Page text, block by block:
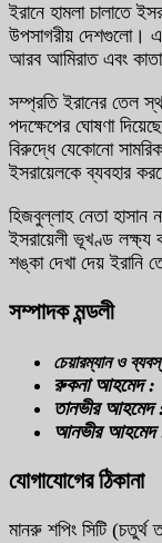
ইরানে হামলা চালাতে
উপসাগরীয় দেশগুলো।
আরব আমিরাত এবং
সম্প্রতি ইরানের তেল
পদক্ষেপের ঘোষণা
বিরুদ্ধে যেকোনো
ইসরায়েলকে ব্যবহার
হিজবুল্লাহ নেতা হাসান
ইসরায়েলী ভূখণ্ড লক্ষ্য
শঙ্কা দেখা দেয় ইরানি
সম্পাদক মন্ডলী
চেয়ারম্যান ও
রুকনা আহমেদ :
তানভীর আহমেদ
আনভীর আহমেদ
যোগাযোগের ঠিকানা
মানরু শপিং সিটি